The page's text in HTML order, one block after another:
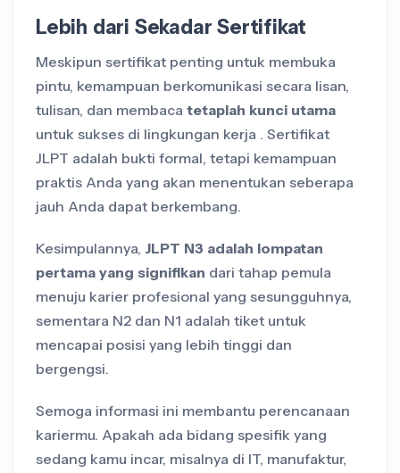
Lebih dari Sekadar Sertifikat
Meskipun sertifikat penting untuk membuka
pintu, kemampuan berkomunikasi secara lisan,
tulisan, dan membaca tetaplah kunci utama
untuk sukses di lingkungan kerja . Sertifikat
JLPT adalah bukti formal, tetapi kemampuan
praktis Anda yang akan menentukan seberapa
jauh Anda dapat berkembang.
Kesimpulannya, JLPT N3 adalah lompatan
pertama yang signifikan dari tahap pemula
menuju karier profesional yang sesungguhnya,
sementara N2 dan N1 adalah tiket untuk
mencapai posisi yang lebih tinggi dan
bergengsi.
Semoga informasi ini membantu perencanaan
kariermu. Apakah ada bidang spesifik yang
sedang kamu incar, misalnya di IT, manufaktur,